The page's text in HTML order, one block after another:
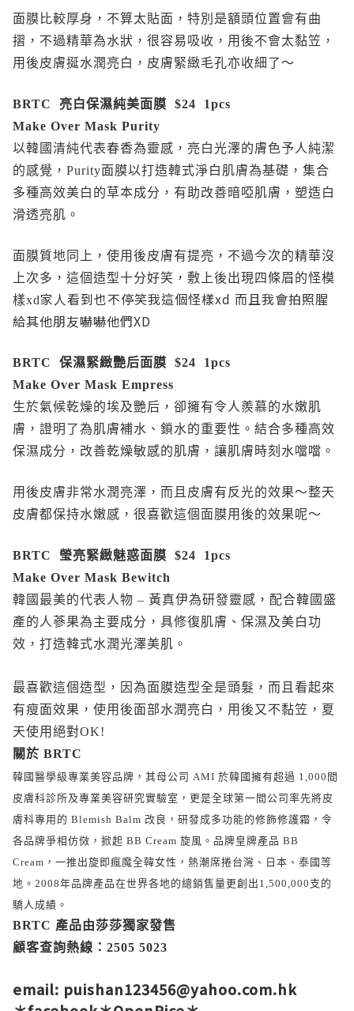
面膜比較厚身，不算太貼面，特別是額頭位置會有曲
摺，不過精華為水狀，很容易吸收，用後不會太黏笠，
用後皮膚挻水潤亮白，皮膚緊緻毛孔亦收細了～
BRTC 亮白保濕純美面膜 $24 1pcs
Make Over Mask Purity
以韓國清純代表春香為靈感，亮白光澤的膚色予人純潔
的感覺，Purity面膜以打造韓式淨白肌膚為基礎，集合
多種高效美白的草本成分，有助改善暗啞肌膚，塑造白
滑透亮肌。
面膜質地同上，使用後皮膚有提亮，不過今次的精華沒
上次多，這個造型十分好笑，敷上後出現四條眉的怪模
樣xd家人看到也不停笑我這個怪樣xd 而且我會拍照腥
給其他朋友嚇嚇他們XD
BRTC 保濕緊緻艷后面膜 $24 1pcs
Make Over Mask Empress
生於氣候乾燥的埃及艷后，卻擁有令人羨慕的水嫩肌
膚，證明了為肌膚補水、鎖水的重要性。結合多種高效
保濕成分，改善乾燥敏感的肌膚，讓肌膚時刻水噹噹。
用後皮膚非常水潤亮澤，而且皮膚有反光的效果～整天
皮膚都保持水嫩感，很喜歡這個面膜用後的效果呢～
BRTC 瑩亮緊緻魅惑面膜 $24 1pcs
Make Over Mask Bewitch
韓國最美的代表人物 – 黃真伊為研發靈感，配合韓國盛
產的人蔘果為主要成分，具修復肌膚、保濕及美白功
效，打造韓式水潤光澤美肌。
最喜歡這個造型，因為面膜造型全是頭髮，而且看起來
有瘦面效果，使用後面部水潤亮白，用後又不黏笠，夏
天使用絕對OK!
關於 BRTC
韓國醫學級專業美容品牌，其母公司 AMI 於韓國擁有超過 1,000間
皮膚科診所及專業美容研究實驗室，更是全球第一間公司率先將皮
膚科專用的 Blemish Balm 改良，研發成多功能的修飾修護霜，令
各品牌爭相仿傚，掀起 BB Cream 旋風。品牌皇牌產品 BB
Cream，一推出旋即瘋魔全韓女性，熱潮席捲台灣、日本、泰國等
地。2008年品牌產品在世界各地的總銷售量更創出1,500,000支的
驕人成績。
BRTC 產品由莎莎獨家發售
顧客查詢熱線：2505 5023
email: puishan123456@yahoo.com.hk